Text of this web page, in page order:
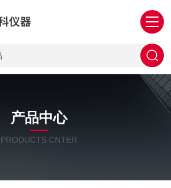
产品中心
PRODUCTS CNTER